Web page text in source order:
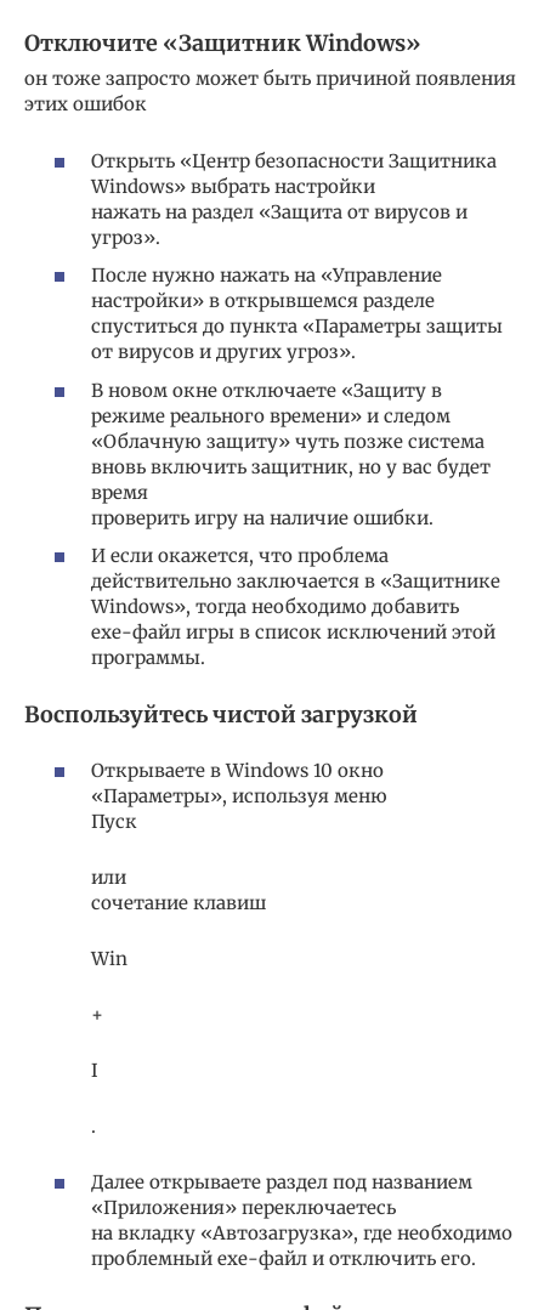
Отключите «Защитник Windows»
он тоже запросто может быть причиной появления
этих ошибок
Открыть «Центр безопасности Защитника
Windows» выбрать настройки
нажать на раздел «Защита от вирусов и
угроз».
После нужно нажать на «Управление
настройки» в открывшемся разделе
спуститься до пункта «Параметры защиты
от вирусов и других угроз».
В новом окне отключаете «Защиту в
режиме реального времени» и следом
«Облачную защиту» чуть позже система
вновь включить защитник, но у вас будет
время
проверить игру на наличие ошибки.
И если окажется, что проблема
действительно заключается в «Защитнике
Windows», тогда необходимо добавить
exe-файл игры в список исключений этой
программы.
Воспользуйтесь чистой загрузкой
Открываете в Windows 10 окно
«Параметры», используя меню
Пуск
или
сочетание клавиш
Win
+
I
.
Далее открываете раздел под названием
«Приложения» переключаетесь
на вкладку «Автозагрузка», где необходимо
проблемный exe-файл и отключить его.